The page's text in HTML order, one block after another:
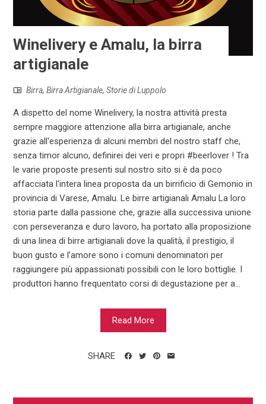
Winelivery e Amalu, la birra
artigianale
Birra,Birra Artigianale,Storie di Luppolo
A dispetto del nome Winelivery, la nostra attività presta
sempre maggiore attenzione alla birra artigianale, anche
grazie all'esperienza di alcuni membri del nostro staff che,
senza timor alcuno, definirei dei veri e propri #beerlover ! Tra
le varie proposte presenti sul nostro sito si è da poco
affacciata l'intera linea proposta da un birrificio di Gemonio in
provincia di Varese, Amalu. Le birre artigianali Amalu La loro
storia parte dalla passione che, grazie alla successiva unione
con perseveranza e duro lavoro, ha portato alla proposizione
di una linea di birre artigianali dove la qualità, il prestigio, il
buon gusto e l’amore sono i comuni denominatori per
raggiungere più appassionati possibili con le loro bottiglie. I
produttori hanno frequentato corsi di degustazione per a...
Read More
SHARE